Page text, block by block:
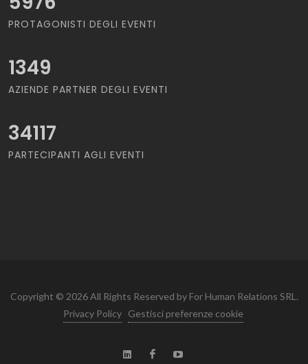
PROTAGONISTI DEGLI EVENTI
1349
AZIENDE PARTNER DEGLI EVENTI
34117
PARTECIPANTI AGLI EVENTI
Copyright © 2026 All Rights Reserved by For Human Relations SRL.
Privacy Policy
Gestisci preferenze cookie